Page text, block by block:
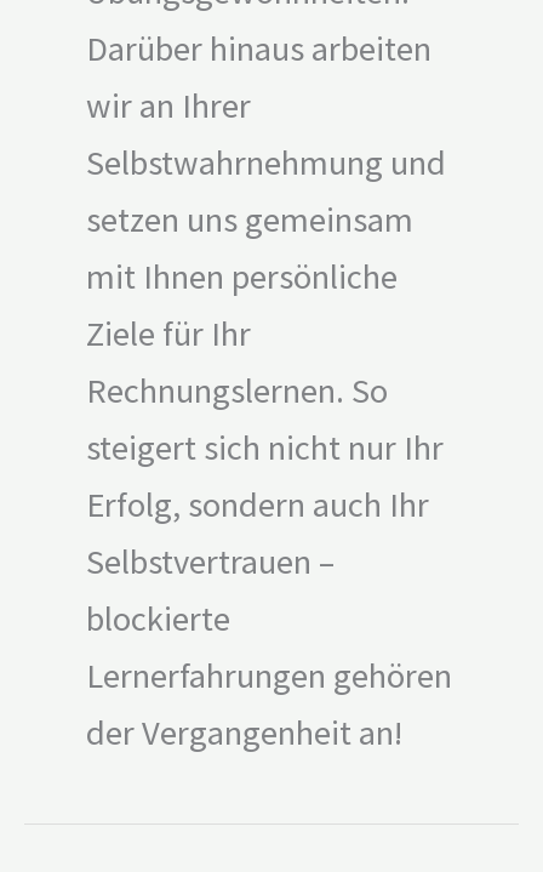
Darüber hinaus arbeiten
wir an Ihrer
Selbstwahrnehmung und
setzen uns gemeinsam
mit Ihnen persönliche
Ziele für Ihr
Rechnungslernen. So
steigert sich nicht nur Ihr
Erfolg, sondern auch Ihr
Selbstvertrauen –
blockierte
Lernerfahrungen gehören
der Vergangenheit an!